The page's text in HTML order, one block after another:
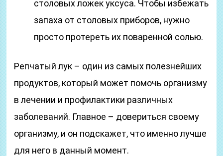
столовых ложек уксуса. Чтобы избежать
запаха от столовых приборов, нужно
просто протереть их поваренной солью.
Репчатый лук – один из самых полезнейших
продуктов, который может помочь организму
в лечении и профилактики различных
заболеваний. Главное – довериться своему
организму, и он подскажет, что именно лучше
для него в данный момент.